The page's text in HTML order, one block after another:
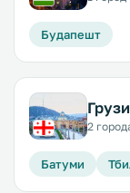
Будапешт
2
Батуми